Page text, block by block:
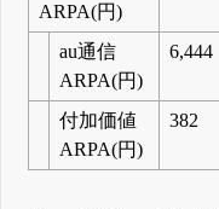
ARPA(円)
au通信
ARPA(円)
6,444
付加価値
ARPA(円)
382